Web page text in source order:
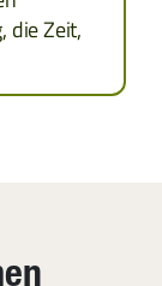
die Zeit,